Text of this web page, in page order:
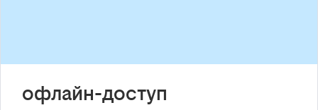
офлайн-доступ